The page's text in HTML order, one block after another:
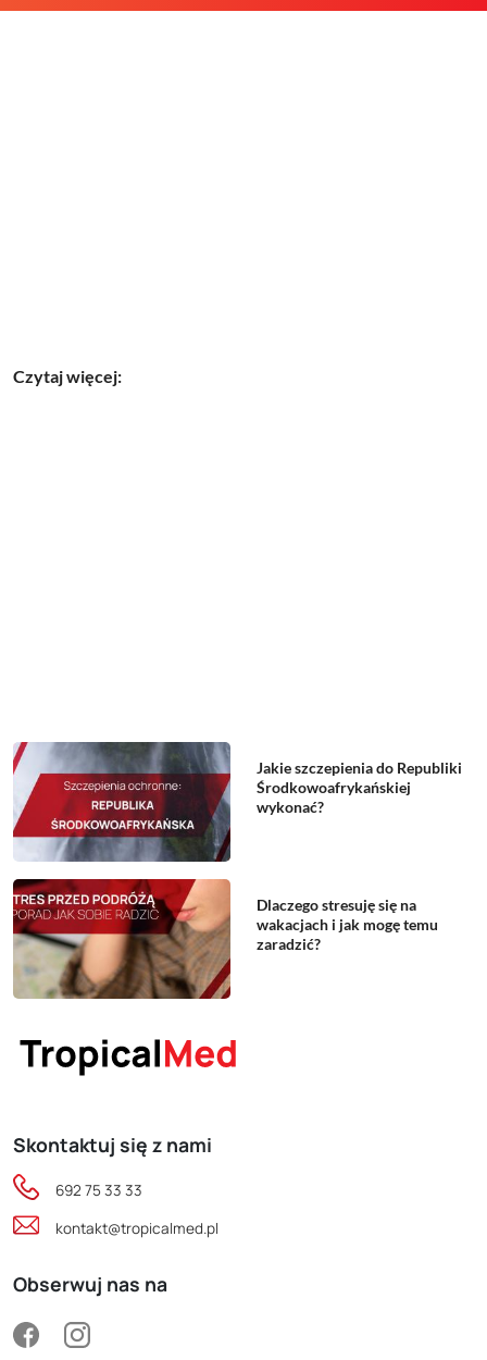
Czytaj więcej:
Jakie szczepienia do Republiki
Środkowoafrykańskiej
wykonać?
Dlaczego stresuję się na
wakacjach i jak mogę temu
zaradzić?
Skontaktuj się z nami
692 75 33 33
kontakt@tropicalmed.pl
Obserwuj nas na